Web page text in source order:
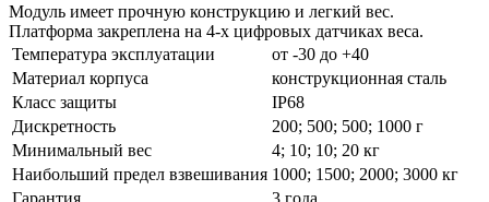
Модуль имеет прочную конструкцию и легкий вес.
Платформа закреплена на 4-х цифровых датчиках веса.
Температура эксплуатации
от -30 до +40
Материал корпуса
конструкционная сталь
Класс защиты
IP68
Дискретность
200; 500; 500; 1000 г
Минимальный вес
4; 10; 10; 20 кг
Наибольший предел взвешивания 1000; 1500; 2000; 3000 кг
Гарантия
3 года